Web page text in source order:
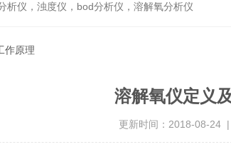
析仪，浊度仪，bod分析仪，溶解氧分析仪
作原理
溶解氧仪定义
更新时间：2018-08-24